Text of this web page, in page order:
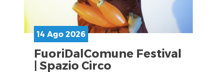
14 Ago 2026
FuoriDalComune Festival
| Spazio Circo